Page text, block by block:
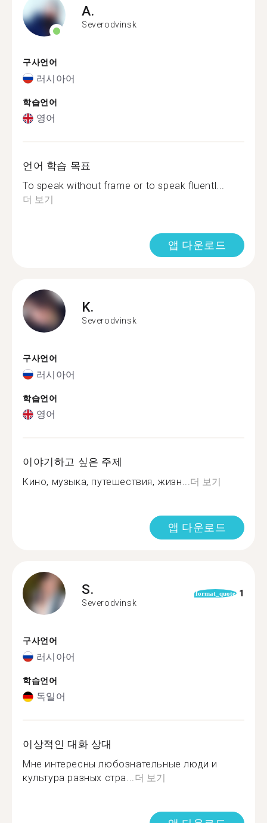
A.
Severodvinsk
구사언어
러시아어
학습언어
영어
언어 학습 목표
To speak without frame or to speak fluentl...
더 보기
앱 다운로드
K.
Severodvinsk
구사언어
러시아어
학습언어
영어
이야기하고 싶은 주제
Кино, музыка, путешествия, жизн...더 보기
앱 다운로드
S.
Severodvinsk
format_quote 1
구사언어
러시아어
학습언어
독일어
이상적인 대화 상대
Мне интересны любознательные люди и
культура разных стра...더 보기